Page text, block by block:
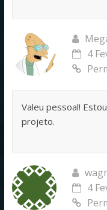
4
Valeu pessoal!
projeto.
4